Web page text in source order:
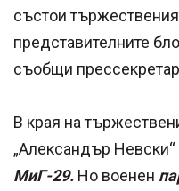
състои
представителните
съобщи
В края на
„Александър Невски“
МиГ-29. Но военен